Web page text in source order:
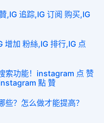
,IG 追踪,IG 订阅 购买,IG
增加 粉絲,IG 排行,IG 点
索功能！instagram 点 赞
點 贊
？怎么做才能提高？